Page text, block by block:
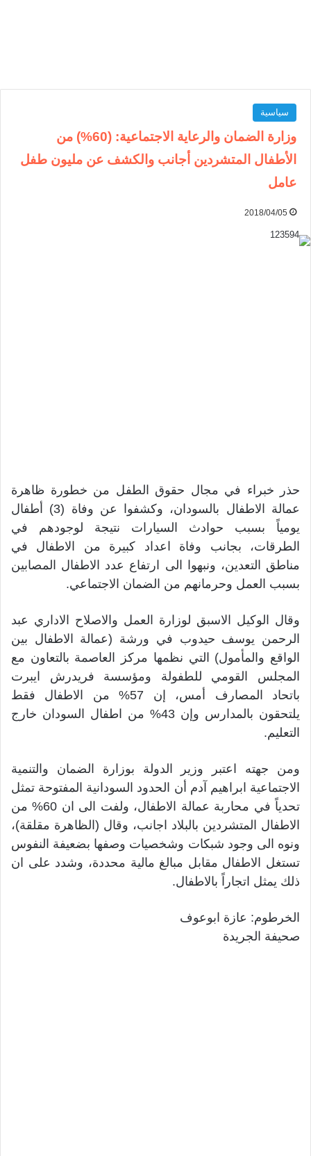
سياسية
وزارة الضمان والرعاية الاجتماعية: (60%) من
الأطفال المتشردين أجانب والكشف عن مليون طفل
عامل
2018/04/05
حذر خبراء في مجال حقوق الطفل من خطورة ظاهرة
عمالة الاطفال بالسودان، وكشفوا عن وفاة (3) أطفال
يومياً بسبب حوادث السيارات نتيجة لوجودهم في
الطرقات، بجانب وفاة اعداد كبيرة من الاطفال في
مناطق التعدين، ونبهوا الى ارتفاع عدد الاطفال المصابين
بسبب العمل وحرمانهم من الضمان الاجتماعي.
وقال الوكيل الاسبق لوزارة العمل والاصلاح الاداري عبد
الرحمن يوسف حيدوب في ورشة (عمالة الاطفال بين
الواقع والمأمول) التي نظمها مركز العاصمة بالتعاون مع
المجلس القومي للطفولة ومؤسسة فريدرش ايبرت
باتحاد المصارف أمس، إن 57% من الاطفال فقط
يلتحقون بالمدارس وإن 43% من اطفال السودان خارج
التعليم.
ومن جهته اعتبر وزير الدولة بوزارة الضمان والتنمية
الاجتماعية ابراهيم آدم أن الحدود السودانية المفتوحة تمثل
تحدياً في محاربة عمالة الاطفال، ولفت الى ان 60% من
الاطفال المتشردين بالبلاد اجانب، وقال (الظاهرة مقلقة)،
ونوه الى وجود شبكات وشخصيات وصفها بضعيفة النفوس
تستغل الاطفال مقابل مبالغ مالية محددة، وشدد على ان
ذلك يمثل اتجاراً بالاطفال.
الخرطوم: عازة ابوعوف
صحيفة الجريدة